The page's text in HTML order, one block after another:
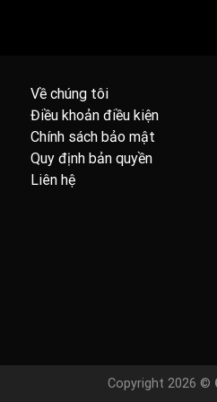
Đang tải video...
Về chúng tôi
Điều khoản điều kiện
Chính sách bảo mật
Quy định bản quyền
Liên hệ
Copyright 2026 ©